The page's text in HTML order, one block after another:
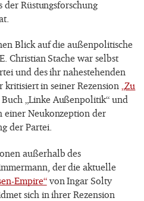
Rüstungsforschung
Blick auf die außenpolitische
Christian Stache war selbst
und des ihr nahestehenden
in seiner Rezension „Zu
Buch „Linke Außenpolitik“ und
einer Neukonzeption der
der Partei.
außerhalb des
der die aktuelle
Empire“von Ingar Solty
sich in ihrer Rezension